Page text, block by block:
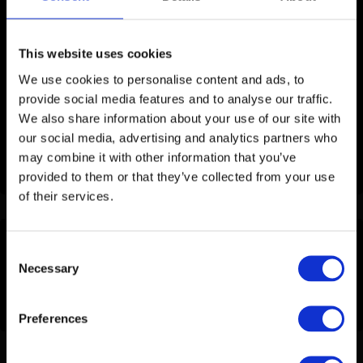
This website uses cookies
We use cookies to personalise content and ads, to
provide social media features and to analyse our traffic.
We also share information about your use of our site with
our social media, advertising and analytics partners who
may combine it with other information that you’ve
provided to them or that they’ve collected from your use
of their services.
Selection
Necessary
Preferences
Combineer de Stipt Wax Shield niet met de Stipt Glass
laat hem aan de lucht drogen.
De doek kan ook op 40 graden worden gewassen.
Gebruik hierbij geen wasverzachter.